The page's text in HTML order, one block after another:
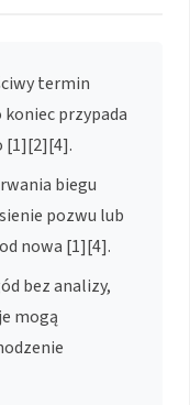
termin
przypada
[1][2][4].
biegu
pozwu lub
nowa [1][4].
bez analizy,
mogą